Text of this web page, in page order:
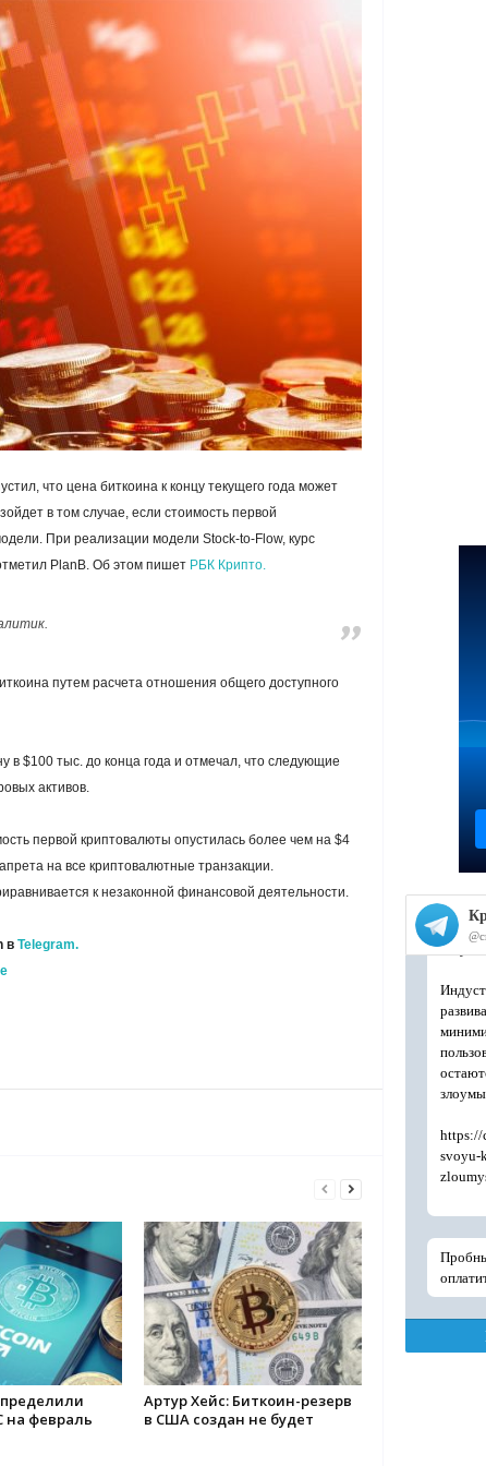
что цена биткоина к концу текущего года может
в том случае, если стоимость первой
При реализации модели Stock-to-Flow, курс
PlanB. Об этом пишет РБК Крипто.
путем расчета отношения общего доступного
в $100 тыс. до конца года и отмечал, что следующие
активов.
первой криптовалюты опустилась более чем на $4
на все криптовалютные транзакции.
к незаконной финансовой деятельности.
в Telegram.
на февраль
Артур Хейс: Биткоин-резерв
в США создан не будет